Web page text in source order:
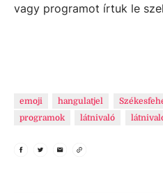
vagy programot írtuk le
emoji hangulatjel
programok
látnivaló